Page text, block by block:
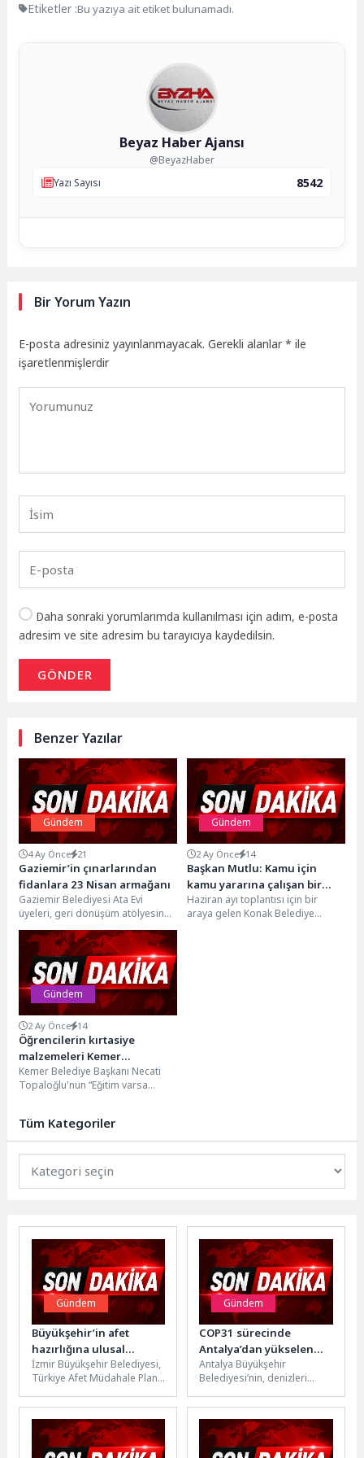
Etiketler :Bu yazıya ait etiket bulunamadı.
Beyaz Haber Ajansı
@BeyazHaber
Yazı Sayısı
8542
Bir Yorum Yazın
E-posta adresiniz yayınlanmayacak. Gerekli alanlar* ile
işaretlenmişlerdir
Daha sonraki yorumlarımda kullanılması için adım, e-posta
adresim ve site adresim bu tarayıcıya kaydedilsin.
GÖNDER
Benzer Yazılar
Gündem
4 Ay Önce 21
Gaziemir’in çınarlarından
fidanlara 23 Nisan armağanı
Gaziemir Belediyesi Ata Evi
üyeleri, geri dönüşüm atölyesinde
hazırladıkları el emeği oyuncakları
Sosyal Market’e bağışladı....
Gündem
2 Ay Önce 14
Başkan Mutlu: Kamu için
kamu yararına çalışan bir
belediyeyiz
Haziran ayı toplantısı için bir
araya gelen Konak Belediye
Gündem
2 Ay Önce 14
Öğrencilerin kırtasiye
malzemeleri Kemer
Belediyesi’nden
Kemer Belediye Başkanı Necati
Topaloğlu'nun “Eğitim varsa
Tüm Kategoriler
Gündem
Büyükşehir’in afet
hazırlığına ulusal
standart onayı
İzmir Büyükşehir Belediyesi,
Türkiye Afet Müdahale Planı
yürütülen Beslenme Çalışma
Grubu çalışmaları
sonucunda...
Gündem
COP31 sürecinde
Antalya’dan yükselen
güçlü mesaj “Yapay Resif
Projesi”
Antalya Büyükşehir
Belediyesi’nin, denizleri
kuşaklara daha temiz bir
çevre sunmak amacıyla
başlattığı...